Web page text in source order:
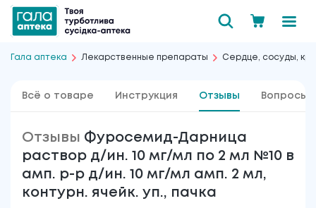
Гала аптека Лекарственные препараты Сердце, сосуды,
Всё о товаре Инструкция Отзывы Вопросы
Отзывы Фуросемид-Дарница
раствор д/ин. 10 мг/мл по 2 мл №10 в
амп. р-р д/ин. 10 мг/мл амп. 2 мл,
контурн. ячейк. уп., пачка